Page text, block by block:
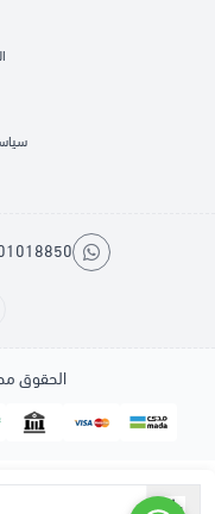
الحقوق